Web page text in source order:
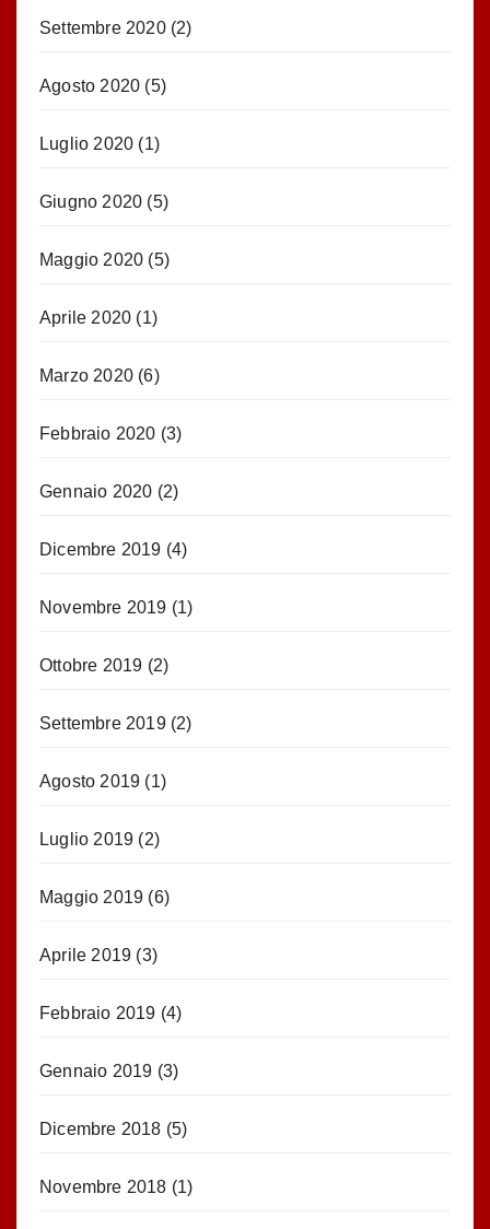
Settembre 2020(2)
Agosto 2020 (5)
Luglio 2020 (1)
Giugno 2020 (5)
Maggio 2020 (5)
Aprile 2020 (1)
Marzo 2020 (6)
Febbraio 2020 (3)
Gennaio 2020 (2)
Dicembre 2019 (4)
Novembre 2019 (1)
Ottobre 2019 (2)
Settembre 2019(2)
Agosto 2019 (1)
Luglio 2019 (2)
Maggio 2019 (6)
Aprile 2019 (3)
Febbraio 2019 (4)
Gennaio 2019 (3)
Dicembre 2018 (5)
Novembre 2018 (1)